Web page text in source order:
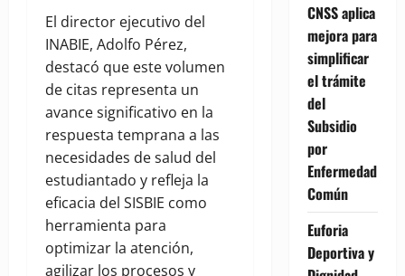
El director ejecutivo del
INABIE, Adolfo Pérez,
destacó que este volumen
de citas representa un
avance significativo en la
respuesta temprana a las
necesidades de salud del
estudiantado y refleja la
eficacia del SISBIE como
herramienta para
optimizar la atención,
agilizar los procesos y
CNSS aplica
mejora para
simplificar
el trámite
del
Subsidio
por
Enfermedad
Común
Euforia
Deportiva y